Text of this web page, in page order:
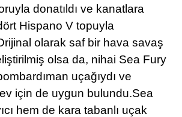
donatıldı ve kanatlara
Hispano V topuyla
olarak saf bir hava savaş
olsa da, nihai Sea Fury
uçağıydı ve
için de uygun bulundu.Sea
hem de kara tabanlı uçak